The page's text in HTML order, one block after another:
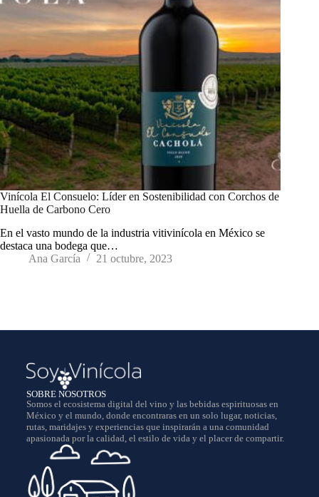
Vinícola El Consuelo: Líder en Sostenibilidad con Corchos de
Huella de Carbono Cero
En el vasto mundo de la industria vitivinícola en México se
destaca una bodega que…
Ana García
21 octubre, 2023
SOBRE NOSOTROS
Somos el ecosistema digital del vino y las bebidas espirituosas en
México y el mundo, donde encontraras en un solo lugar, noticias,
rutas, maridajes y experiencias que inspirarán a una comunidad
apasionada por la calidad, el estilo de vida y el placer de compartir.